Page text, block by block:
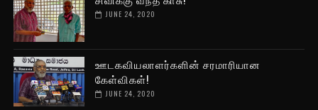
JUNE 24, 2020
ஊடகவியலாளர்களின் சரமாரியான
கேள்விகள்!
JUNE 24, 2020